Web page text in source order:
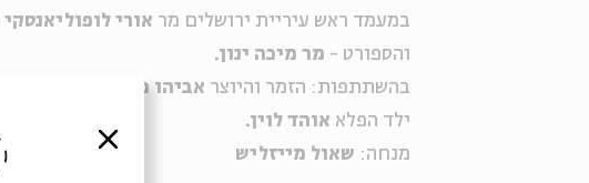
במעמד ראש עיריית ירושלים מר אורי לופוליאנסקי
והספורט - מר מיכה ינון.
בהשתתפות: הזמר והיוצר אביהו מדינה,
ילד הפלא אוהד לוין.
מנחה: שאול מייזליש
סגור